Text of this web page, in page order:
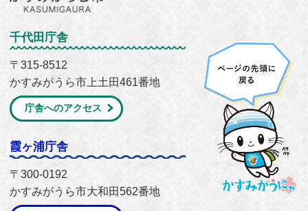
千代田庁舎
〒315-8512
かすみがうら市上土田461番地
庁舎へのアクセス
霞ヶ浦庁舎
〒300-0192
かすみがうら市大和田562番地